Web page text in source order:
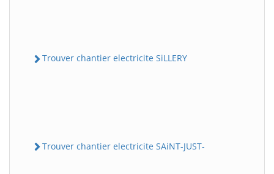
Trouver chantier electricite SiLLERY
Trouver chantier electricite SAiNT-JUST-